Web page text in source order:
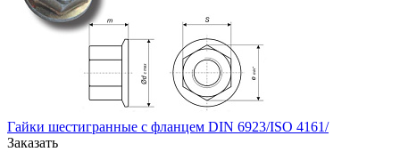
Гайки шестигранные с фланцем DIN 6923/ISO 4161/
Заказать